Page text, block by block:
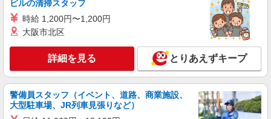
費支給／当社規定あり。 ※研修期間は日勤
（8:15〜17:15_休憩60分/実働8時間）で最大1ヵ月
分
キープ 詳細を見る
ランスタッド株式会社 小山支店（小山事業所）/FOYT109179
マシンオペレーター
時給1620円 ※月収例40.4万円（残業等含む収
入例） 月収例:40.4万円＝基本給27.2万円（1620円
ビルの清掃スタッフ
時給 1,200円〜1,200円
大阪市北区
詳細を見る とりあえずキープ
警備員スタッフ（イベント、道路、商業施設、
大型駐車場、JR列車見張りなど）